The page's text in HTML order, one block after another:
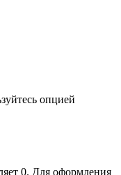
опцией
0. Для оформления